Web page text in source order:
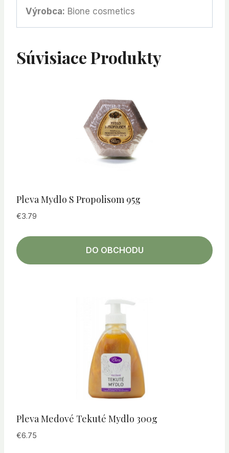
Výrobca: Bione cosmetics
Súvisiace Produkty
Pleva Mydlo S Propolisom 95g
€3.79
DO OBCHODU
Pleva Medové Tekuté Mydlo 300g
€6.75